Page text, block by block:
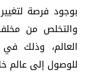
بوجود فرصة
والتخلص من
العالم، وذلك
للوصول إلى عالم